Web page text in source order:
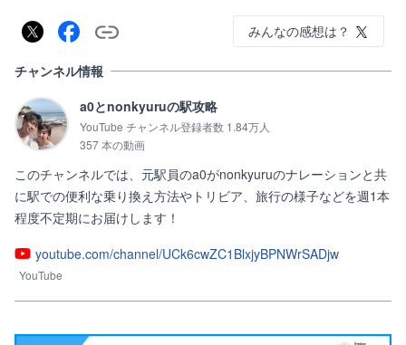
みんなの感想は？
チャンネル情報
a0とnonkyuruの駅攻略
YouTube チャンネル登録者数 1.84万人
357 本の動画
このチャンネルでは、元駅員のa0がnonkyuruのナレーションと共
に駅での便利な乗り換え方法やトリビア、旅行の様子などを週1本
程度不定期にお届けします！
youtube.com/channel/UCk6cwZC1BlxjyBPNWrSADjw
YouTube